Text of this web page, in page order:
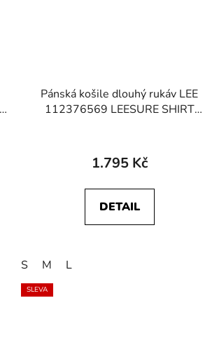
Pánská košile dlouhý rukáv LEE
112376569 LEESURE SHIRT
1.795 Kč
DETAIL
S M L
SLEVA